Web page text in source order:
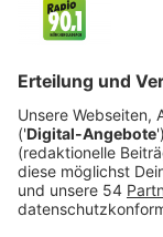
Veröffentlicht:
Doch dann
seiner
anklagt,
und versucht,